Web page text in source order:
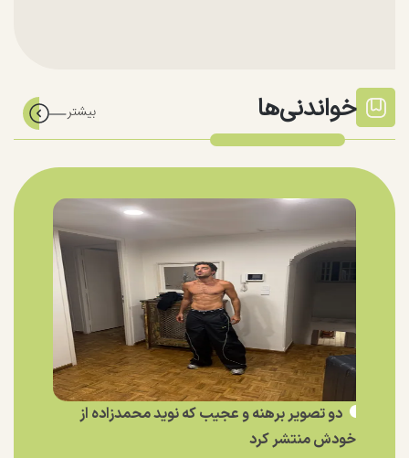
خواندنی‌ها
دو تصویر برهنه و عجیب که نوید محمدزاده از
خودش منتشر کرد